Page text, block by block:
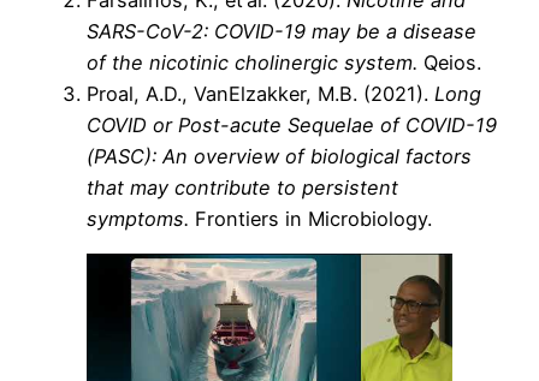
SARS-CoV-2: COVID-19 may be a disease
of the nicotinic cholinergic system. Qeios.
Proal, A.D., VanElzakker, M.B. (2021). Long
COVID or Post-acute Sequelae of COVID-19
(PASC): An overview of biological factors
that may contribute to persistent
symptoms. Frontiers in Microbiology.